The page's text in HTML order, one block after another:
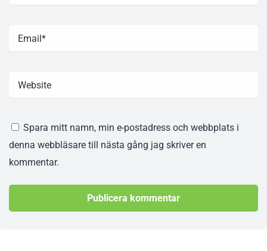
Spara mitt namn, min e-postadress och webbplats i
denna webbläsare till nästa gång jag skriver en
kommentar.